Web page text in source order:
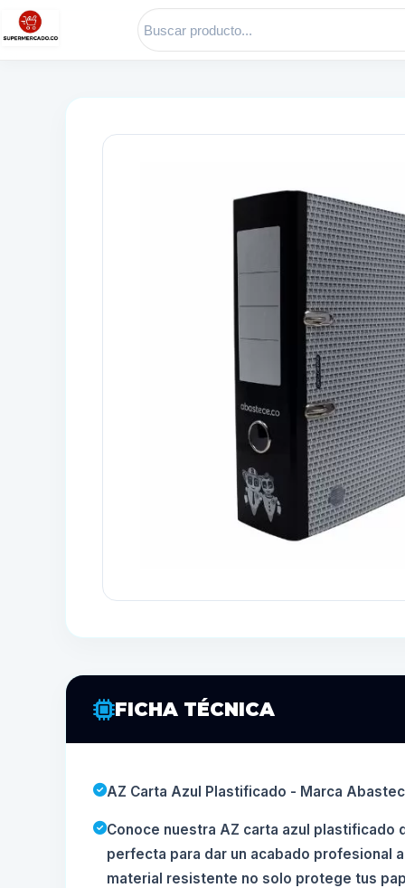
FICHA TÉCNICA
AZ Carta Azul Plastificado - Marca
Conoce nuestra AZ carta azul plastificado
perfecta para dar un acabado profesional
material resistente no solo protege tus